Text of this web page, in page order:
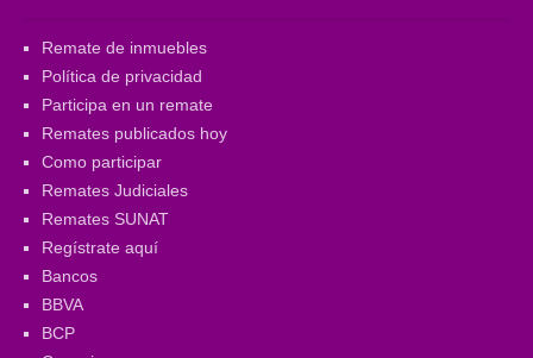
Remate de inmuebles
Política de privacidad
Participa en un remate
Remates publicados hoy
Como participar
Remates Judiciales
Remates SUNAT
Regístrate aquí
Bancos
BBVA
BCP